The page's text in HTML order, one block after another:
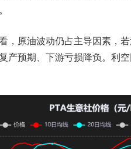
，原油波动仍占主导因素，
产预期、下游亏损降负。利